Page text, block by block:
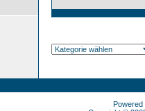
Powered